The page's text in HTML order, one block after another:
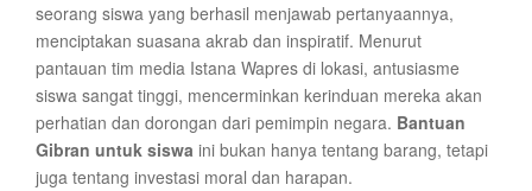
seorang siswa yang berhasil menjawab pertanyaannya,
menciptakan suasana akrab dan inspiratif. Menurut
pantauan tim media Istana Wapres di lokasi, antusiasme
siswa sangat tinggi, mencerminkan kerinduan mereka akan
perhatian dan dorongan dari pemimpin negara. Bantuan
Gibran untuk siswa ini bukan hanya tentang barang, tetapi
juga tentang investasi moral dan harapan.